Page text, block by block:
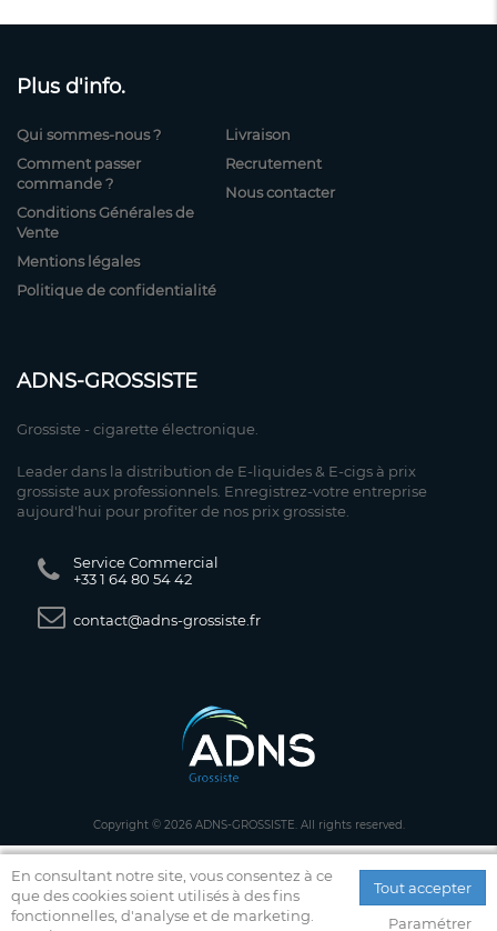
Plus d'info.
Qui sommes-nous ?
Comment passer
commande ?
Conditions Générales de
Vente
Mentions légales
Politique de confidentialité
Livraison
Recrutement
Nous contacter
ADNS-GROSSISTE
Grossiste - cigarette électronique.
Leader dans la distribution de E-liquides & E-cigs à prix
grossiste aux professionnels. Enregistrez-votre entreprise
aujourd'hui pour profiter de nos prix grossiste.
Service Commercial
+33 1 64 80 54 42
contact@adns-grossiste.fr
En consultant notre site, vous consentez à ce
que des cookies soient utilisés à des fins
fonctionnelles, d'analyse et de marketing.
Tout accepter
Paramétrer
Copyright © 2026 ADNS-GROSSISTE. All rights reserved.